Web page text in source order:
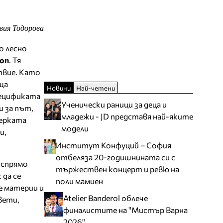
Тодорова
лесно
. Тя
Като
за път,
се
материи и
Новини Най-четени
Ученически раници за деца и
младежи - JD представя най-яките
модели
Институт Конфуций – София
отбеляза 20-годишнината си с
тържествен концерт и ревю на
поли мамиен
Atelier Banderol облече
финалистите на "Мистър Варна